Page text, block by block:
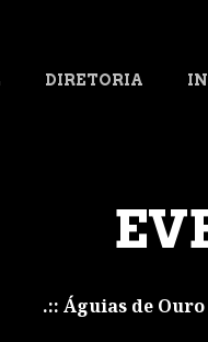
DIRETORIA
.:: Águias de